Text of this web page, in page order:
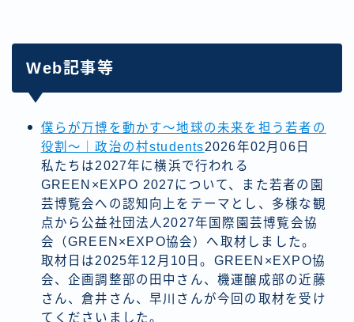
Web記事等
僕らが万博を動かす〜地球の未来を担う若者の
役割〜｜政治の村students2026年02月06日
私たちは2027年に横浜で⾏われる
GREEN×EXPO 2027について、また若者の園
芸博覧会への認知向上をテーマとし、多様な観
点から公益社団法人2027年国際園芸博覧会協
会（GREEN×EXPO協会）へ取材しました。
取材⽇は2025年12⽉10⽇。GREEN×EXPO協
会、企画調整部の⽥中さん、機運醸成部の近藤
さん、倉井さん、早川さんが今回の取材を受け
てくださいました。